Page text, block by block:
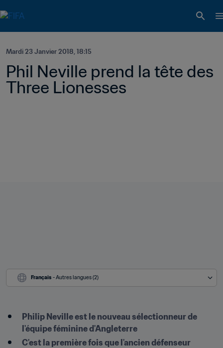
Mardi 23 Janvier 2018, 18:15
Phil Neville prend la tête des
Three Lionesses
Français - Autres langues (2)
Philip Neville est le nouveau sélectionneur de
l'équipe féminine d'Angleterre
C'est la première fois que l'ancien défenseur